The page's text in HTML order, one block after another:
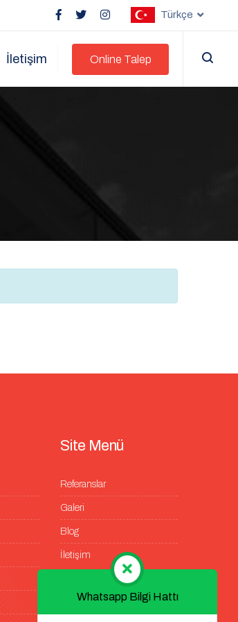
Türkçe
İletişim Online Talep
Site Menü
Referanslar
Galeri
Blog
İletişim
Whatsapp Bilgi Hattı